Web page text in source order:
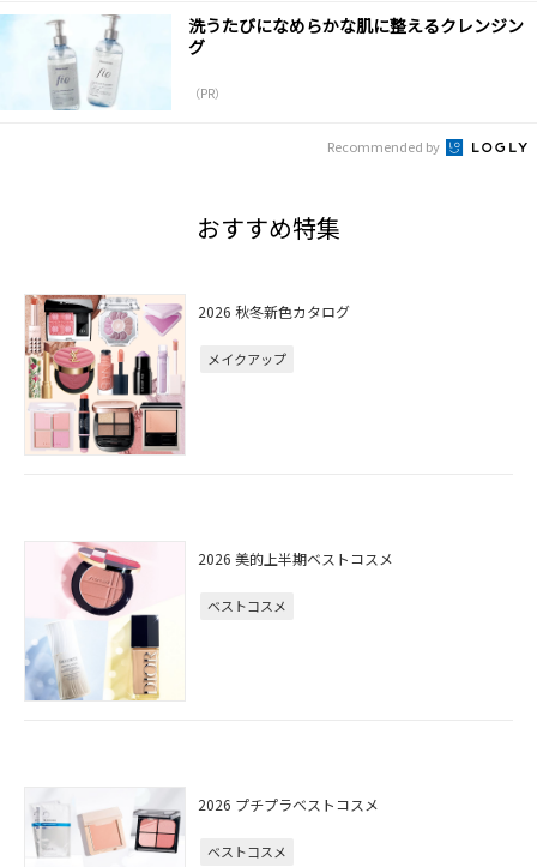
洗うたびになめらかな肌に整えるクレンジン
グ
（PR）
Recommended by
おすすめ特集
2026 秋冬新色カタログ
メイクアップ
2026 美的上半期ベストコスメ
ベストコスメ
2026 プチプラベストコスメ
ベストコスメ